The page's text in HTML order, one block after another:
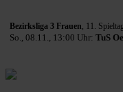
Bezirksliga 3 Frauen, 11. Spieltag
So., 08.11., 13:00 Uhr: TuS